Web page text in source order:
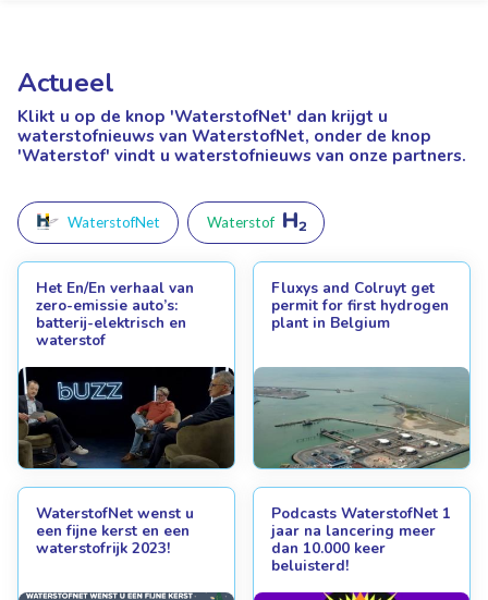
Actueel
Klikt u op de knop 'WaterstofNet' dan krijgt u
waterstofnieuws van WaterstofNet, onder de knop
'Waterstof' vindt u waterstofnieuws van onze partners.
Waterstof
WaterstofNet
Het En/En verhaal van
zero-emissie auto’s:
batterij-elektrisch en
waterstof
Fluxys and Colruyt get
permit for first hydrogen
plant in Belgium
WaterstofNet wenst u
een fijne kerst en een
waterstofrijk 2023!
Podcasts WaterstofNet 1
jaar na lancering meer
dan 10.000 keer
beluisterd!